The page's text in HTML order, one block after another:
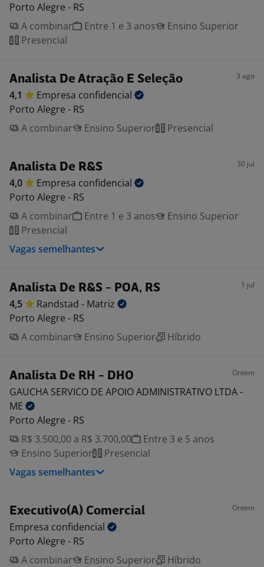
Porto Alegre - RS
A combinar
Entre 1 e 3 anos
Ensino Superior
Presencial
Analista De Atração E Seleção 3 ago
4,1 Empresa confidencial
Porto Alegre - RS
A combinar
Ensino Superior Presencial
Analista De R&S 30 jul
4,0 Empresa confidencial
Porto Alegre - RS
A combinar
Entre 1 e 3 anos
Ensino Superior
Presencial
Vagas semelhantes
Analista De R&S - POA, RS 1 jul
4,5 Randstad - Matriz
Porto Alegre - RS
A combinar
Ensino Superior Híbrido
Analista De RH - DHO Ontem
GAUCHA SERVICO DE APOIO ADMINISTRATIVO LTDA -
ME
Porto Alegre - RS
R$ 3.500,00 a R$ 3.700,00
Entre 3 e 5 anos
Ensino Superior
Presencial
Vagas semelhantes
Executivo(A) Comercial Ontem
Empresa confidencial
Porto Alegre - RS
A combinar
Ensino Superior Híbrido